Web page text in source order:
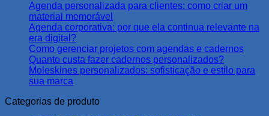
Agenda personalizada para clientes: como criar um
material memorável
Agenda corporativa: por que ela continua relevante na
era digital?
Como gerenciar projetos com agendas e cadernos
Quanto custa fazer cadernos personalizados?
Moleskines personalizados: sofisticação e estilo para
sua marca
Categorias de produto